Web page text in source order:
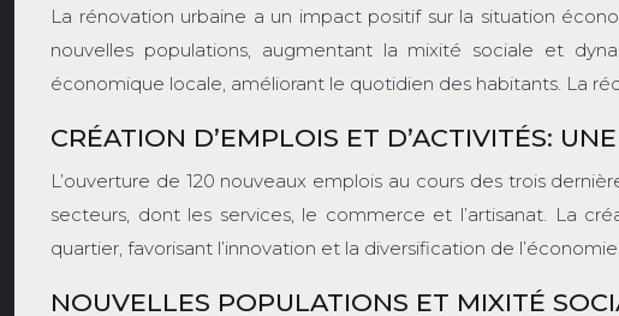
La rénovation urbaine a un impact positif sur la situation
nouvelles populations, augmentant la mixité sociale et
économique locale, améliorant le quotidien des habitants. La
CRÉATION D’EMPLOIS ET D’ACTIVITÉS:
L’ouverture de 120 nouveaux emplois au cours des trois
secteurs, dont les services, le commerce et l’artisanat. La
quartier, favorisant l’innovation et la diversification de
NOUVELLES POPULATIONS ET MIXITÉ